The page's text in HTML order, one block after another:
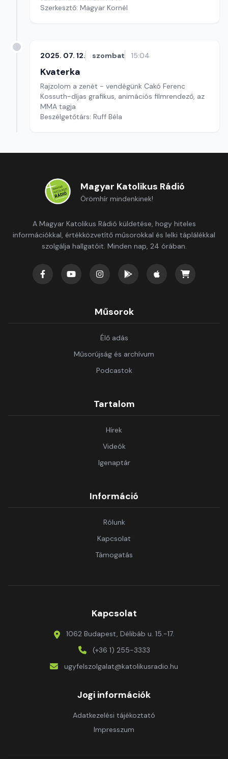
Szerkesztő: Magyar Kornél
2025. 07. 12. szombat 15:04
Kvaterka
Rajzolom a zenét - vendégünk Cakó Ferenc
Kossuth-díjas grafikus, animációs filmrendező, az
MMA tagja
Beszélgetőtárs: Ruff Béla
Magyar Katolikus Rádió
Örömhír mindenkinek!
A Magyar Katolikus Rádió küldetése, hogy hiteles
információkkal, értékközvetítő műsorokkal és lelki táplálékkal
szolgálja hallgatóit. Minden nap, 24 órában.
Műsorok
Élő adás
Műsorújság és archívum
Podcastok
Tartalom
Hírek
Videók
Igenaptár
Információ
Rólunk
Kapcsolat
Támogatás
Kapcsolat
1062 Budapest, Délibáb u. 15.-17.
(+36 1) 255-3333
ugyfelszolgalat@katolikusradio.hu
Jogi információk
Adatkezelési tájékoztató
Impresszum